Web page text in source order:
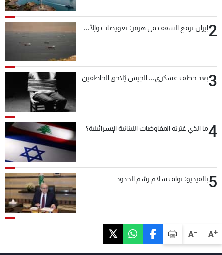
A+
A-
2إيران ترفع السقف في هرمز: تعويضات وإلّا...
3بعد خطف عسكري... الجيش يُلاحق الخاطفين
4ما الذي غيّرته المفاوضات اللبنانية الإسرائيلية؟
5بالفيديو: نواف سلام رسّم الحدود